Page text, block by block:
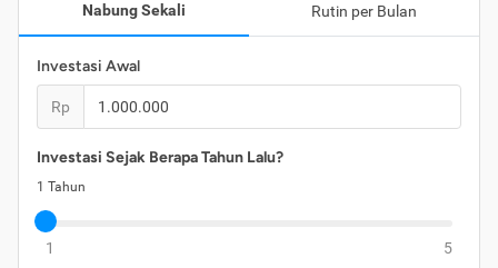
Nabung Sekali Rutin per Bulan
Investasi Awal
Rp
Investasi Sejak Berapa Tahun Lalu?
1 Tahun
1 5